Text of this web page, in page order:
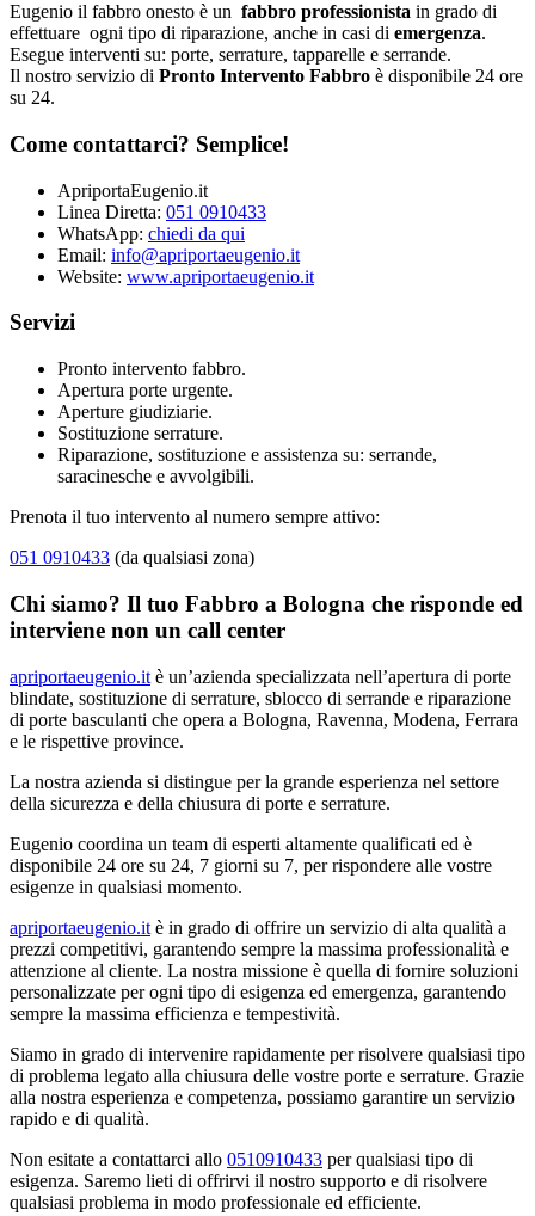
Eugenio il fabbro onesto è un fabbro professionista in grado di
effettuare ogni tipo di riparazione, anche in casi di emergenza.
Esegue interventi su: porte, serrature, tapparelle e serrande.
Il nostro servizio di Pronto Intervento Fabbro è disponibile 24 ore
su 24.
Come contattarci? Semplice!
ApriportaEugenio.it
Linea Diretta: 051 0910433
WhatsApp: chiedi da qui
Email: info@apriportaeugenio.it
Website: www.apriportaeugenio.it
Servizi
Pronto intervento fabbro.
Apertura porte urgente.
Aperture giudiziarie.
Sostituzione serrature.
Riparazione, sostituzione e assistenza su: serrande,
saracinesche e avvolgibili.
Prenota il tuo intervento al numero sempre attivo:
051 0910433 (da qualsiasi zona)
Chi siamo? Il tuo Fabbro a Bologna che risponde ed
interviene non un call center
apriportaeugenio.it è un’azienda specializzata nell’apertura di porte
blindate, sostituzione di serrature, sblocco di serrande e riparazione
di porte basculanti che opera a Bologna, Ravenna, Modena, Ferrara
e le rispettive province.
La nostra azienda si distingue per la grande esperienza nel settore
della sicurezza e della chiusura di porte e serrature.
Eugenio coordina un team di esperti altamente qualificati ed è
disponibile 24 ore su 24, 7 giorni su 7, per rispondere alle vostre
esigenze in qualsiasi momento.
apriportaeugenio.it è in grado di offrire un servizio di alta qualità a
prezzi competitivi, garantendo sempre la massima professionalità e
attenzione al cliente. La nostra missione è quella di fornire soluzioni
personalizzate per ogni tipo di esigenza ed emergenza, garantendo
sempre la massima efficienza e tempestività.
Siamo in grado di intervenire rapidamente per risolvere qualsiasi tipo
di problema legato alla chiusura delle vostre porte e serrature. Grazie
alla nostra esperienza e competenza, possiamo garantire un servizio
rapido e di qualità.
Non esitate a contattarci allo 0510910433 per qualsiasi tipo di
esigenza. Saremo lieti di offrirvi il nostro supporto e di risolvere
qualsiasi problema in modo professionale ed efficiente.